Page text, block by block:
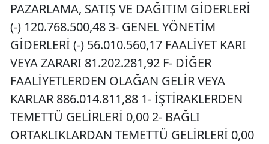
PAZARLAMA, SATIŞ VE DAĞITIM GİDERLERİ
(-) 120.768.500,48 3- GENEL YÖNETİM
GİDERLERİ (-) 56.010.560,17 FAALİYET KARI
VEYA ZARARI 81.202.281,92 F- DİĞER
FAALİYETLERDEN OLAĞAN GELİR VEYA
KARLAR 886.014.811,88 1- İŞTİRAKLERDEN
TEMETTÜ GELİRLERİ 0,00 2- BAĞLI
ORTAKLIKLARDAN TEMETTÜ GELİRLERİ 0,00